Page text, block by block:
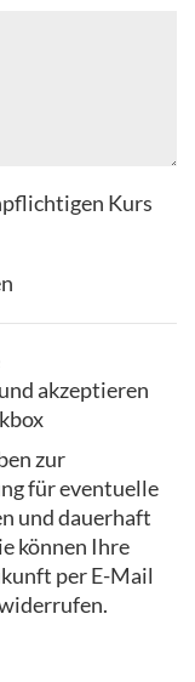
Kurs
akzeptieren
zur
für eventuelle
und dauerhaft
können Ihre
per E-Mail